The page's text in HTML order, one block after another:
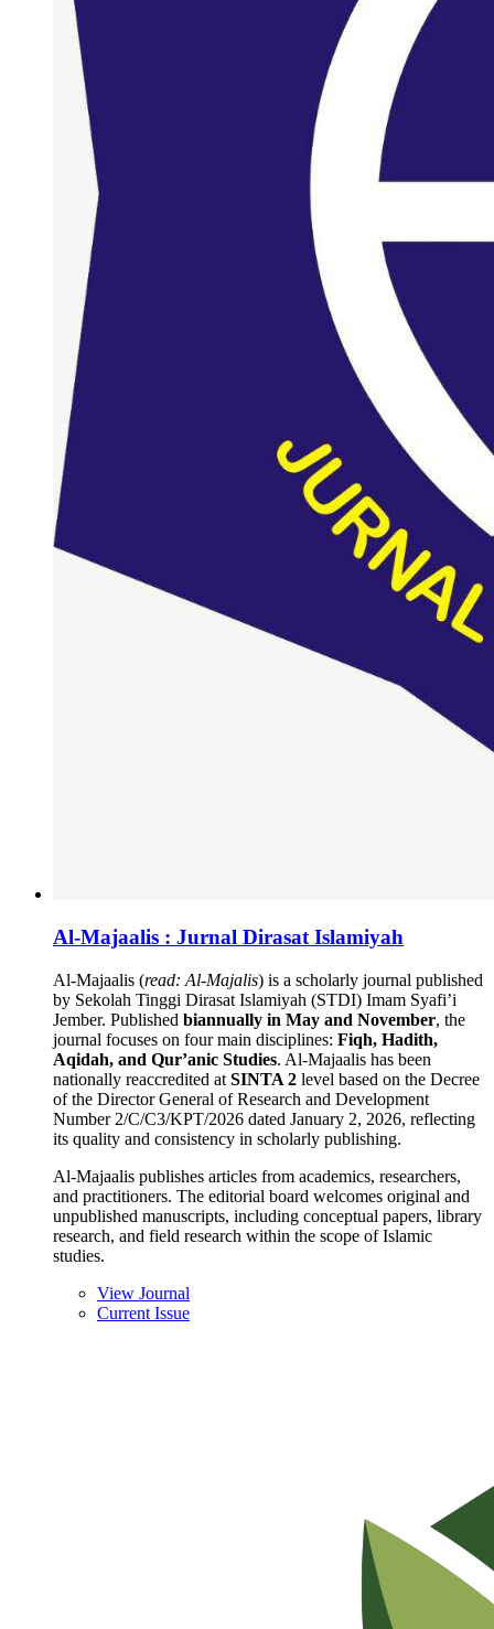
Al-Majaalis : Jurnal Dirasat Islamiyah
Al-Majaalis (read: Al-Majalis) is a scholarly journal published
by Sekolah Tinggi Dirasat Islamiyah (STDI) Imam Syafi’i
Jember. Published biannually in May and November, the
journal focuses on four main disciplines: Fiqh, Hadith,
Aqidah, and Qur’anic Studies. Al-Majaalis has been
nationally reaccredited at SINTA 2 level based on the Decree
of the Director General of Research and Development
Number 2/C/C3/KPT/2026 dated January 2, 2026, reflecting
its quality and consistency in scholarly publishing.
Al-Majaalis publishes articles from academics, researchers,
and practitioners. The editorial board welcomes original and
unpublished manuscripts, including conceptual papers, library
research, and field research within the scope of Islamic
studies.
View Journal
Current Issue